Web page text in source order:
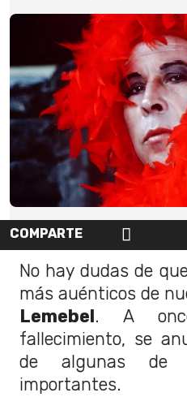
COMPARTE
No hay dudas de
más auénticos de
Lemebel. A
fallecimiento, se
de algunas de
importantes.